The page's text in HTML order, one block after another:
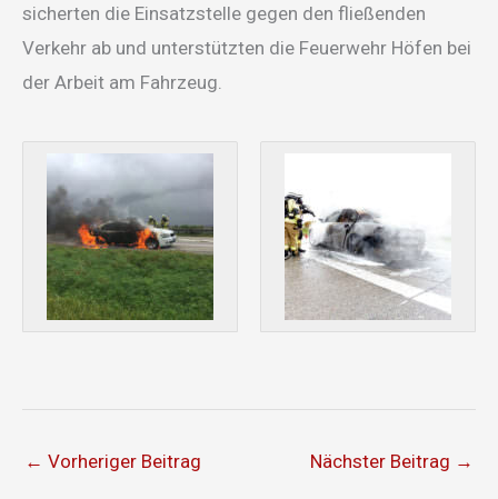
sicherten die Einsatzstelle gegen den fließenden
Verkehr ab und unterstützten die Feuerwehr Höfen bei
der Arbeit am Fahrzeug.
← Vorheriger Beitrag Nächster Beitrag →